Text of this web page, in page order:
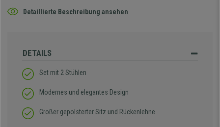
Detaillierte Beschreibung ansehen
DETAILS
Set mit 2 Stühlen
Modernes und elegantes Design
Großer gepolsterter Sitz und Rückenlehne